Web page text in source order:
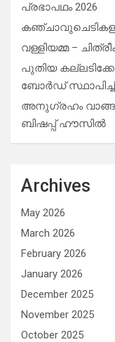
പ്രഭാപഥം 2026
വള്ളിയമ്മ –
പുതിയ
ബോർഡ്
അനുഗ്രഹം
ബിഷപ്പ് ഹൗസില്‍
Archives
May 2026
March 2026
February 2026
January 2026
December 2025
November 2025
October 2025